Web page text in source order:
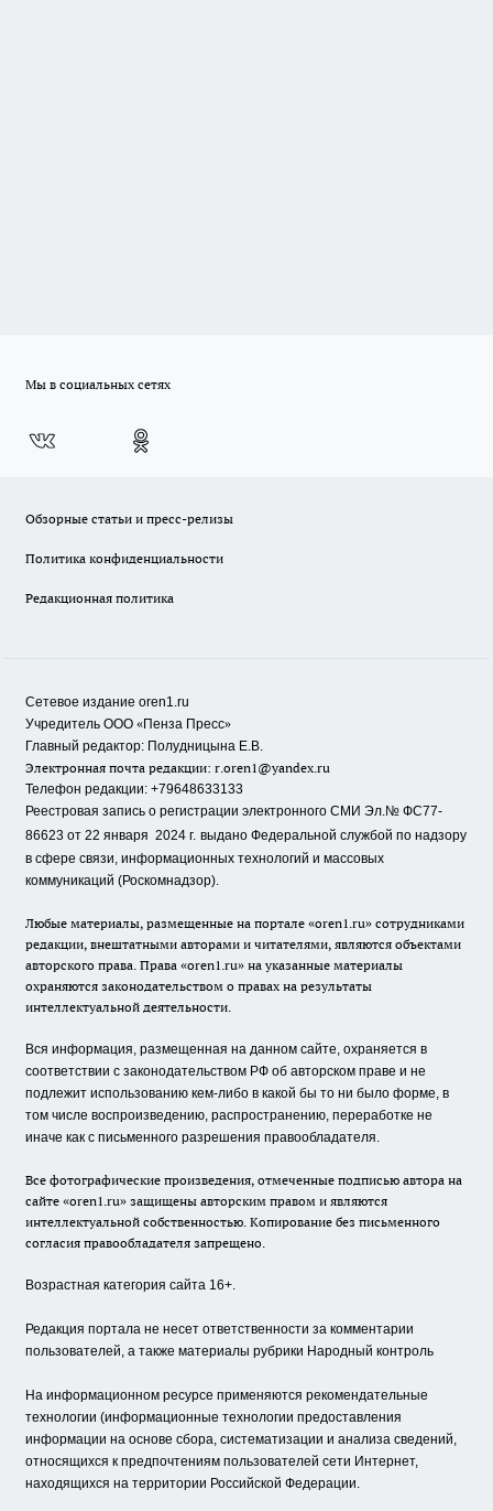
Мы в социальных сетях
Обзорные статьи и пресс-релизы
Политика конфиденциальности
Редакционная политика
Сетевое издание oren1.ru
Учредитель ООО «Пенза Пресс»
Главный редактор: Полудницына Е.В.
Электронная почта редакции: r.oren1@yandex.ru
Телефон редакции: +79648633133
Реестровая запись о регистрации электронного СМИ Эл.№ ФС77-
86623 от 22 января 2024 г. выдано Федеральной службой по надзору
в сфере связи, информационных технологий и массовых
коммуникаций (Роскомнадзор).
Любые материалы, размещенные на портале «oren1.ru» сотрудниками
редакции, внештатными авторами и читателями, являются объектами
авторского права. Права «oren1.ru» на указанные материалы
охраняются законодательством о правах на результаты
интеллектуальной деятельности.
Вся информация, размещенная на данном сайте, охраняется в
соответствии с законодательством РФ об авторском праве и не
подлежит использованию кем-либо в какой бы то ни было форме, в
том числе воспроизведению, распространению, переработке не
иначе как с письменного разрешения правообладателя.
Все фотографические произведения, отмеченные подписью автора на
сайте «oren1.ru» защищены авторским правом и являются
интеллектуальной собственностью. Копирование без письменного
согласия правообладателя запрещено.
Возрастная категория сайта 16+.
Редакция портала не несет ответственности за комментарии
пользователей, а также материалы рубрики Народный контроль
На информационном ресурсе применяются рекомендательные
технологии (информационные технологии предоставления
информации на основе сбора, систематизации и анализа сведений,
относящихся к предпочтениям пользователей сети Интернет,
находящихся на территории Российской Федерации.